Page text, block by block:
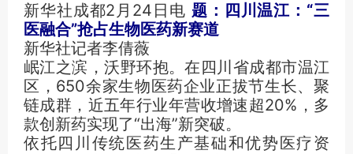
新华社成都2月24日电 题：四川温江：“三
医融合”抢占生物医药新赛道
新华社记者李倩薇
岷江之滨，沃野环抱。在四川省成都市温江
区，650余家生物医药企业正拔节生长、聚
链成群，近五年行业年营收增速超20%，多
款创新药实现了“出海”新突破。
依托四川传统医药生产基础和优势医疗资